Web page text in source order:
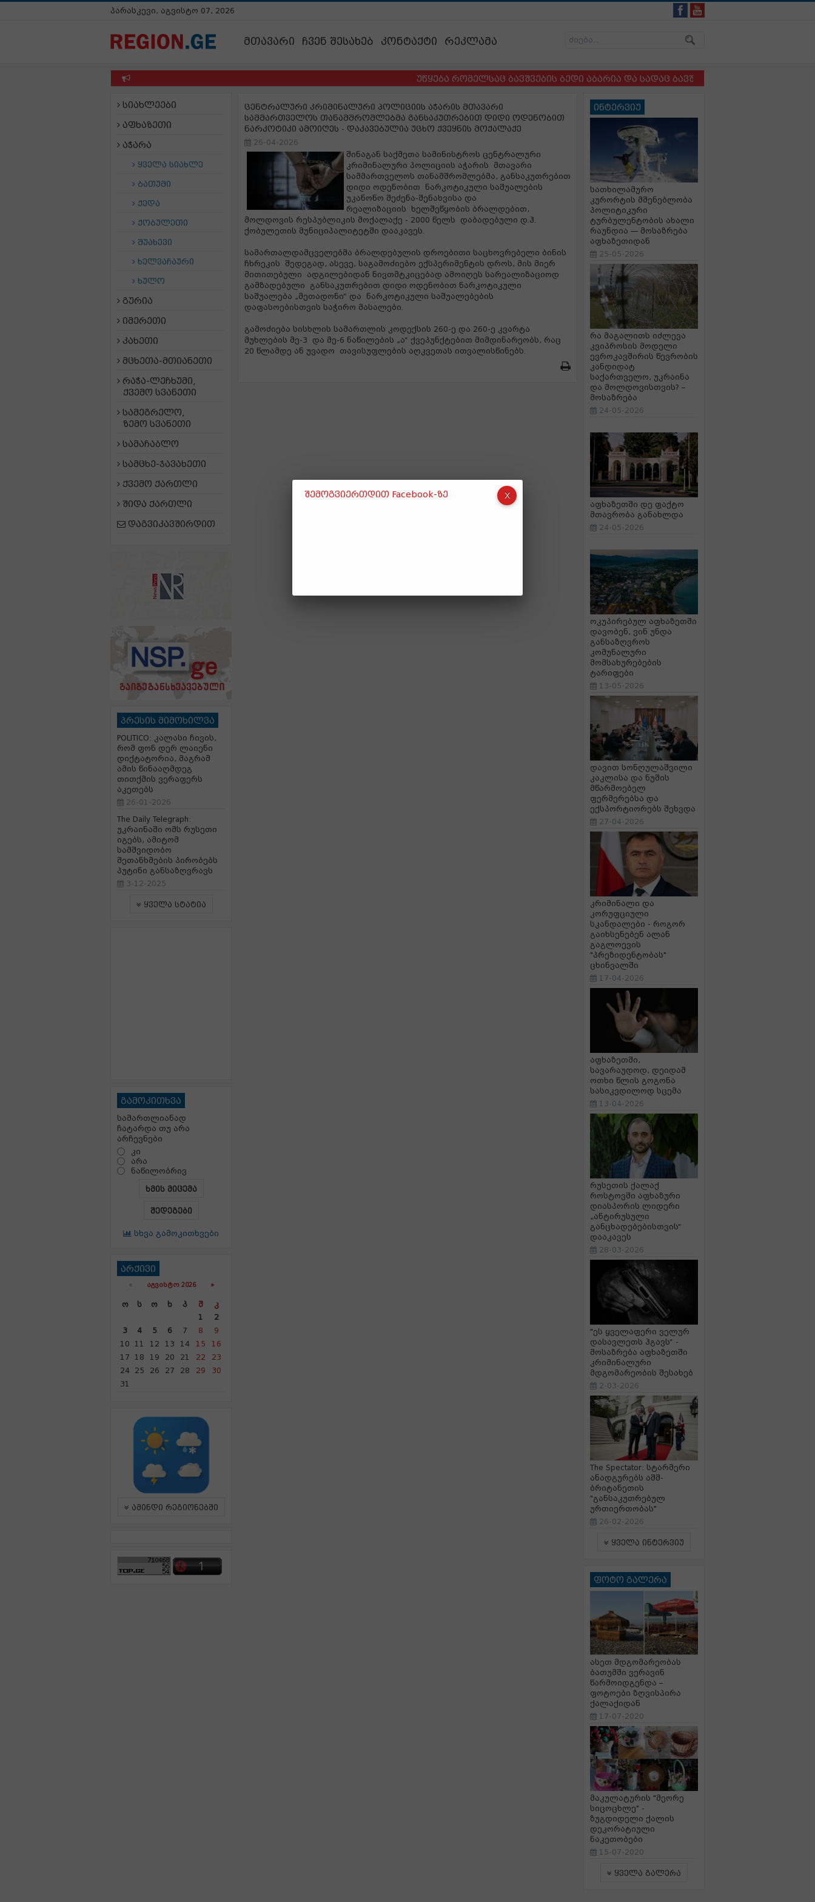
პარასკევი, აგვისტო 07, 2026
მთავარი ჩვენ შესახებ კონტაქტი რეკლამა
უწყება რომელსაც ბავშვების ბედი აბარია და სადაც ბავშვსა და ძაღლს
სიახლეები
აფხაზეთი
აჭარა
ყველა სიახლე
ბათუმი
ქედა
ქობულეთი
შუახევი
ხელვაჩაური
ხულო
გურია
იმერეთი
კახეთი
მცხეთა-მთიანეთი
რაჭა-ლეჩხუმი,
ქვემო სვანეთი
სამეგრელო,
ზემო სვანეთი
სამაჩაბლო
სამცხე-ჯავახეთი
ქვემო ქართლი
შიდა ქართლი
დაგვიკავშირდით
პრესის მიმოხილვა
POLITICO: კალასი ჩივის,
რომ ფონ დერ ლაიენი
დიქტატორია, მაგრამ
ამის წინააღმდეგ
თითქმის ვერაფერს
აკეთებს
26-01-2026
The Daily Telegraph:
უკრაინაში ომს რუსეთი
იგებს, ამიტომ
სამშვიდობო
შეთანხმების პირობებს
პუტინი განსაზღვრავს
3-12-2025
ყველა სტატია
გამოკითხვა
სამართლიანად
ჩატარდა თუ არა
არჩევნები
კი
არა
ნაწილობრივ
ხმის მიცემა
შედეგები
სხვა გამოკითხვები
არქივი
« ᲐᲒᲕᲘᲡᲢᲝ 2026 »
Ო Ს Ო Ხ Პ Შ
Კ
1
2
3
4 5 6 7 8
9
10
11 12 13 14 15
16
17
18 19 20 21 22
23
24
25 26 27 28 29
30
31
ამინდი რეგიონებში
ცენტრალური კრიმინალური პოლიციის აჭარის მთავარი
სამმართველოს თანამშრომლებმა განსაკუთრებით დიდი ოდენობით
ნარკოტიკი ამოიღეს - დაკავებულია უცხო ქვეყნის მოქალაქე
26-04-2026
შინაგან საქმეთა სამინისტროს ცენტრალური
კრიმინალური პოლიციის აჭარის მთავარი
სამმართველოს თანამშრომლებმა, განსაკუთრებით
დიდი ოდენობით ნარკოტიკული საშუალების
უკანონო შეძენა-შენახვისა და
რეალიზაციის ხელშეწყობის ბრალდებით,
მოლდოვის რესპუბლიკის მოქალაქე - 2000 წელს დაბადებული დ.ჰ.
ქობულეთის მუნიციპალიტეტში დააკავეს.
სამართალდამცველებმა ბრალდებულის დროებითი საცხოვრებელი ბინის
ჩხრეკის შედეგად, ასევე, საგამოძიებო ექსპერიმენტის დროს, მის მიერ
მითითებული ადგილებიდან ნივთმტკიცებად ამოიღეს სარეალიზაციოდ
გამზადებული განსაკუთრებით დიდი ოდენობით ნარკოტიკული
საშუალება „მეთადონი“ და ნარკოტიკული საშუალებების
დაფასოებისთვის საჭირო მასალები.
გამოძიება სისხლის სამართლის კოდექსის 260-ე და 260-ე კვარტა
მუხლების მე-3 და მე-6 ნაწილების „ა“ ქვეპუნქტებით მიმდინარეობს, რაც
20 წლამდე ან უვადო თავისუფლების აღკვეთას ითვალისწინებს.
ინტერვიუ
სათხილამურო
კურორტის მშენებლობა
პოლიტიკური
ტურბულენტობის ახალი
რაუნდია — მოსაზრება
აფხაზეთიდან
25-05-2026
რა მაგალითს იძლევა
კვიპროსის მოდელი
ევროკავშირის წევრობის
კანდიდატ
საქართველო, უკრაინა
და მოლდოვისთვის? –
მოსაზრება
24-05-2026
აფხაზეთში დე ფაქტო
მთავრობა განახლდა
24-05-2026
ოკუპირებულ აფხაზეთში
დავობენ, ვინ უნდა
განსაზღვროს
კომუნალური
მომსახურებების
ტარიფები
13-05-2026
დავით სონღულაშვილი
კაკლისა და ნუშის
მწარმოებელ
ფერმერებსა და
ექსპორტიორებს შეხვდა
27-04-2026
კრიმინალი და
კორუფციული
სკანდალები - როგორ
გაიხსენებენ ალან
გაგლოევის
"პრეზიდენტობას"
ცხინვალში
17-04-2026
აფხაზეთში,
სავარაუდოდ, დეიდამ
ოთხი წლის გოგონა
სასიკვდილოდ სცემა
13-04-2026
რუსეთის ქალაქ
როსტოვში აფხაზური
დიასპორის ლიდერი
„ანტირუსული
განცხადებებისთვის“
დააკავეს
28-03-2026
"ეს ყველაფერი ველურ
დასავლეთს ჰგავს“ -
მოსაზრება აფხაზეთში
კრიმინალური
მდგომარეობის შესახებ
2-03-2026
The Spectator: სტარმერი
ანადგურებს აშშ-
ბრიტანეთის
"განსაკუთრებულ
ურთიერთობას"
26-02-2026
ყველა ინტერვიუ
ფოტო გალერა
ასეთ მდგომარეობას
ბათუმში ვერავინ
წარმოიდგენდა –
ფოტოები ზღვისპირა
ქალაქიდან
17-07-2020
მაკულატურის "მეორე
სიცოცხლე" -
ზუგდიდელი ქალის
დეკორატიული
ნაკეთობები
15-07-2020
ყველა გალერა
შემოგვიერთდით Facebook-ზე